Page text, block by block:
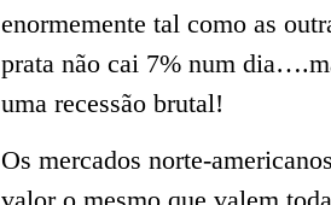
enormemente tal como as
prata não cai 7% num
uma recessão brutal!
Os mercados norte-